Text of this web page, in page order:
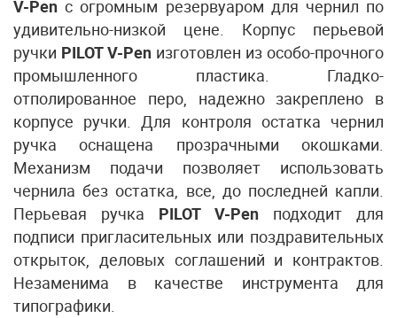
V-Penс огромным резервуаром для чернил по
удивительно-низкой цене. Корпус перьевой
ручки PILOT V-Pen изготовлен из особо-прочного
промышленного пластика. Гладко-
отполированное перо, надежно закреплено в
корпусе ручки. Для контроля остатка чернил
ручка оснащена прозрачными окошками.
Механизм подачи позволяет использовать
чернила без остатка, все, до последней капли.
Перьевая ручка PILOT V-Pen подходит для
подписи пригласительных или поздравительных
открыток, деловых соглашений и контрактов.
Незаменима в качестве инструмента для
типографики.